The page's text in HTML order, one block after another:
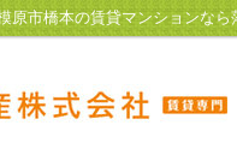
原市橋本の賃貸マンションなら